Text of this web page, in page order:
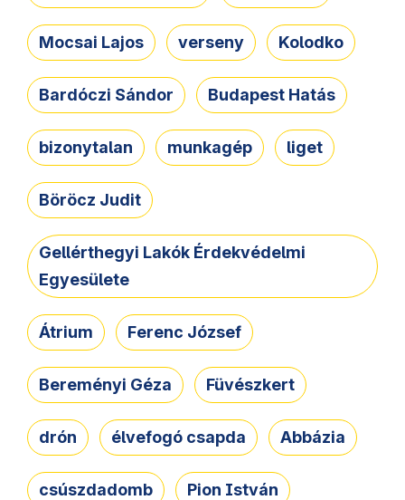
Mocsai Lajos verseny Kolodko
Bardóczi Sándor Budapest Hatás
bizonytalan munkagép liget
Böröcz Judit
Gellérthegyi Lakók Érdekvédelmi
Egyesülete
Átrium Ferenc József
Bereményi Géza Füvészkert
drón élvefogó csapda Abbázia
csúszdadomb Pion István